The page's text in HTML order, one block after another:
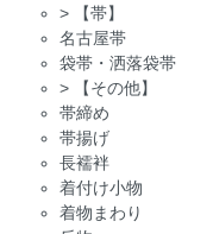
>
【帯】
名古屋帯
袋帯・洒落袋帯
>
【その他】
帯締め
帯揚げ
長襦袢
着付け小物
着物まわり